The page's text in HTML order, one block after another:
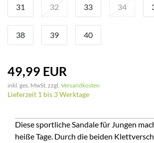
31 32 33 34
38 39 40
49,99 EUR
inkl. ges. MwSt. zzgl. Versandkosten
Lieferzeit 1 bis 3 Werktage
Diese sportliche Sandale für Jungen
heiße Tage. Durch die beiden